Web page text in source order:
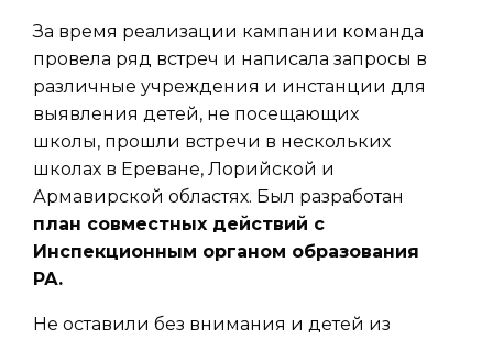
За время реализации кампании команда
провела ряд встреч и написала запросы в
различные учреждения и инстанции для
выявления детей, не посещающих
школы, прошли встречи в нескольких
школах в Ереване, Лорийской и
Армавирской областях. Был разработан
план совместных действий с
Инспекционным органом образования
РА.
Не оставили без внимания и детей из